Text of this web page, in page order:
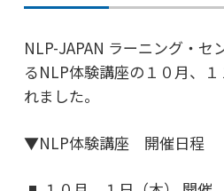
NLP-JAPAN ラーニング・セ
るNLP体験講座の １０月、
れました。
▼NLP体験講座 開催日程